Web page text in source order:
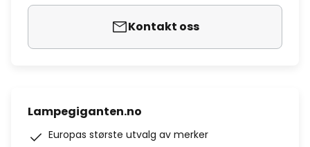
Kontakt oss
Lampegiganten.no
Europas største utvalg av merker